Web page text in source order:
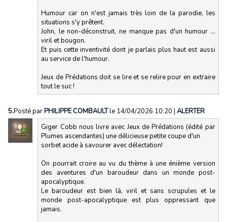
Humour car on n'est jamais très loin de la parodie, les
situations s'y prêtent.
John, le non-déconstruit, ne manque pas d'un humour …
viril et bougon.
Et puis cette inventivité dont je parlais plus haut est aussi
au service de l'humour.
Jeux de Prédations doit se lire et se relire pour en extraire
tout le suc !
5.Posté parPHILIPPE COMBAULTle 14/04/2026 10:20 | ALERTER
Giger Cobb nous livre avec Jeux de Prédations (édité par
Plumes ascendantes) une délicieuse petite coupe d'un
sorbet acide à savourer avec délectation!
On pourrait croire au vu du thème à une énième version
des aventures d'un baroudeur dans un monde post-
apocalyptique.
Le baroudeur est bien là, viril et sans scrupules et le
monde post-apocalyptique est plus oppressant que
jamais.